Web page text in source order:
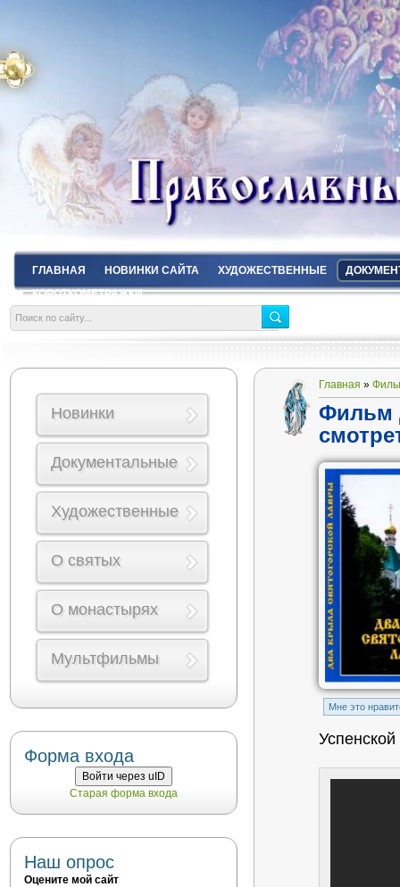
ГЛАВНАЯ НОВИНКИ САЙТА ХУДОЖЕСТВЕННЫЕ
КОРОТКОМЕТРАЖКИ
Главная »
Фильм
Mне это
Новинки
Документальные
Художественные
О святых
О монастырях
Мультфильмы
Форма входа
Войти через uID
Старая форма входа
Наш опрос
Оцените мой сайт